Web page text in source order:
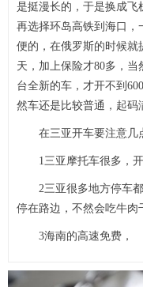
是挺漫长的，于是换成飞
再选择环岛高铁到海口，
便的，在俄罗斯的时候就
天，加上保险才80多，
台全新的车，才开不到
然车还是比较普通，起码
在三亚开车要注意几
1三亚摩托车很多，开
2三亚很多地方停车都
停在路边，不然会吃牛肉
3海南的高速免费，